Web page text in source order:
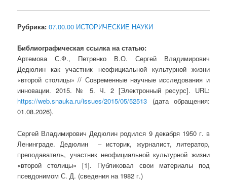
Рубрика: 07.00.00 ИСТОРИЧЕСКИЕ НАУКИ
Библиографическая ссылка на статью:
Артемова С.Ф., Петренко В.О. Сергей Владимирович
Дедюлин как участник неофициальной культурной жизни
«второй столицы» // Современные научные исследования и
инновации. 2015. № 5. Ч. 2 [Электронный ресурс]. URL:
https://web.snauka.ru/issues/2015/05/52513 (дата обращения:
01.08.2026).
Сергей Владимирович Дедюлин родился 9 декабря 1950 г. в
Ленинграде. Дедюлин – историк, журналист, литератор,
преподаватель, участник неофициальной культурной жизни
«второй столицы» [1]. Публиковал свои материалы под
псевдонимом С. Д. (сведения на 1982 г.)